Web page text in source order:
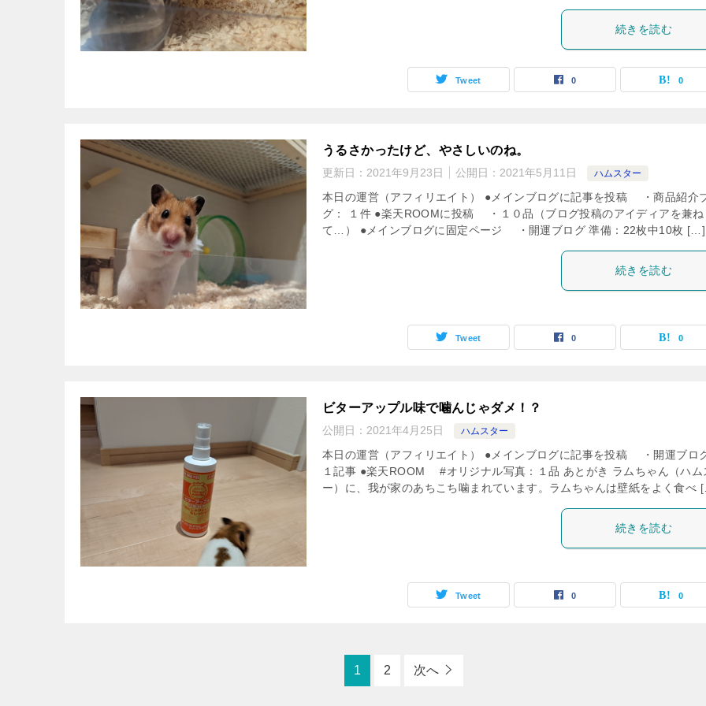
続きを読む
Tweet 0 0
うるさかったけど、やさしいのね。
更新日： 2021年9月23日 公開日： 2021年5月11日 ハムスター
本日の運営（アフィリエイト） ●メインブログに記事を投稿 ・商品紹介
グ： １件 ●楽天ROOMに投稿 ・１０品（ブログ投稿のアイディアを兼ね
て…） ●メインブログに固定ページ ・開運ブログ 準備：22枚中10枚 […]
続きを読む
Tweet 0 0
ビターアップル味で噛んじゃダメ！？
公開日： 2021年4月25日 ハムスター
本日の運営（アフィリエイト） ●メインブログに記事を投稿 ・開運ブロ
１記事 ●楽天ROOM #オリジナル写真：１品 あとがき ラムちゃん（ハム
ー）に、我が家のあちこち噛まれています。ラムちゃんは壁紙をよく食べ
続きを読む
Tweet 0 0
1 2 次へ